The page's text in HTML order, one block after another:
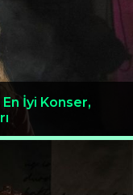
En İyi Konser,